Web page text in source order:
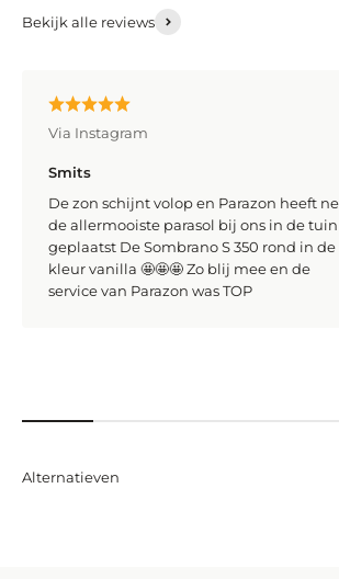
Bekijk alle reviews
Via Instagram
Smits
De zon schijnt volop en Parazon heeft
de allermooiste parasol bij ons in de tuin
geplaatst De Sombrano S 350 rond in de
kleur vanilla 🤩🤩🤩 Zo blij mee en de
service van Parazon was TOP